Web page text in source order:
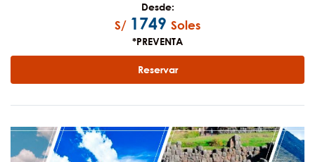
Desde:
S/ 1749 Soles
*PREVENTA
Reservar